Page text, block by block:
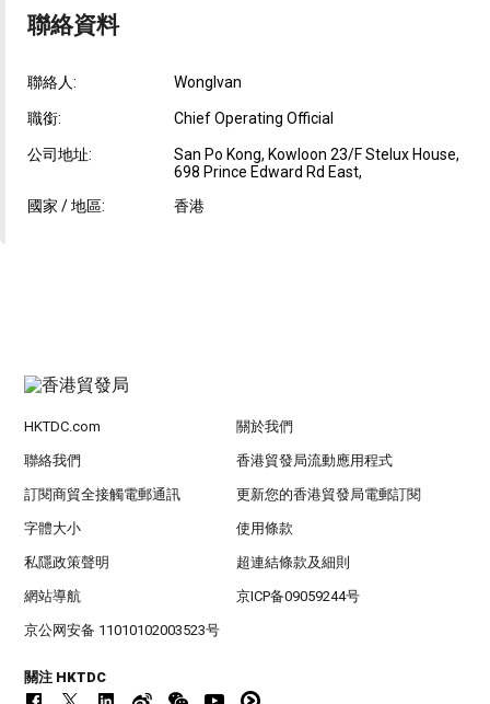
聯絡資料
聯絡人: WongIvan
職銜: Chief Operating Official
公司地址:
San Po Kong, Kowloon 23/F Stelux House,
698 Prince Edward Rd East,
國家 / 地區:
香港
HKTDC.com 關於我們
聯絡我們 香港貿發局流動應用程式
訂閱商貿全接觸電郵通訊 更新您的香港貿發局電郵訂閱
字體大小 使用條款
私隱政策聲明 超連結條款及細則
網站導航 京ICP备09059244号
京公网安备 11010102003523号
關注 HKTDC